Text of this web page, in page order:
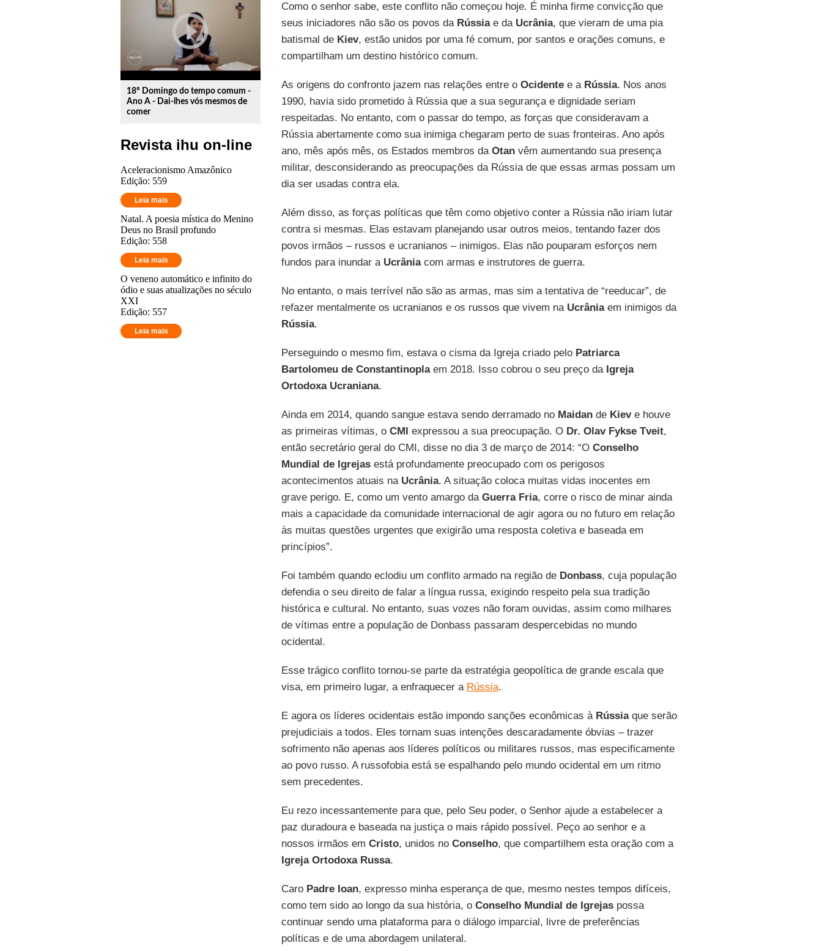
play_circle_outline
18º Domingo do tempo comum -
Ano A - Dai-lhes vós mesmos de
comer
Revista ihu on-line
Aceleracionismo Amazônico
Edição: 559
Leia mais
Natal. A poesia mística do Menino
Deus no Brasil profundo
Edição: 558
Leia mais
O veneno automático e infinito do
ódio e suas atualizações no século
XXI
Edição: 557
Leia mais
Como o senhor sabe, este conflito não começou hoje. É minha firme convicção que
seus iniciadores não são os povos da Rússiae da Ucrânia, que vieram de uma pia
batismal de Kiev, estão unidos por uma fé comum, por santos e orações comuns, e
compartilham um destino histórico comum.
As origens do confronto jazem nas relações entre o Ocidentee a Rússia. Nos anos
1990, havia sido prometido à Rússia que a sua segurança e dignidade seriam
respeitadas. No entanto, com o passar do tempo, as forças que consideravam a
Rússia abertamente como sua inimiga chegaram perto de suas fronteiras. Ano após
ano, mês após mês, os Estados membros da Otanvêm aumentando sua presença
militar, desconsiderando as preocupações da Rússia de que essas armas possam um
dia ser usadas contra ela.
Além disso, as forças políticas que têm como objetivo conter a Rússia não iriam lutar
contra si mesmas. Elas estavam planejando usar outros meios, tentando fazer dos
povos irmãos – russos e ucranianos – inimigos. Elas não pouparam esforços nem
fundos para inundar a Ucrâniacom armas e instrutores de guerra.
No entanto, o mais terrível não são as armas, mas sim a tentativa de “reeducar”, de
refazer mentalmente os ucranianos e os russos que vivem na Ucrâniaem inimigos da
Rússia.
Perseguindo o mesmo fim, estava o cisma da Igreja criado pelo Patriarca
Bartolomeu de Constantinoplaem 2018. Isso cobrou o seu preço da Igreja
Ortodoxa Ucraniana.
Ainda em 2014, quando sangue estava sendo derramado no Maidande Kieve houve
as primeiras vítimas, o CMI expressou a sua preocupação. O Dr. Olav Fykse Tveit,
então secretário geral do CMI, disse no dia 3 de março de 2014: “O Conselho
Mundial de Igrejasestá profundamente preocupado com os perigosos
acontecimentos atuais na Ucrânia. A situação coloca muitas vidas inocentes em
grave perigo. E, como um vento amargo da Guerra Fria, corre o risco de minar ainda
mais a capacidade da comunidade internacional de agir agora ou no futuro em relação
às muitas questões urgentes que exigirão uma resposta coletiva e baseada em
princípios”.
Foi também quando eclodiu um conflito armado na região de Donbass, cuja população
defendia o seu direito de falar a língua russa, exigindo respeito pela sua tradição
histórica e cultural. No entanto, suas vozes não foram ouvidas, assim como milhares
de vítimas entre a população de Donbass passaram despercebidas no mundo
ocidental.
Esse trágico conflito tornou-se parte da estratégia geopolítica de grande escala que
visa, em primeiro lugar, a enfraquecer a Rússia.
E agora os líderes ocidentais estão impondo sanções econômicas à Rússiaque serão
prejudiciais a todos. Eles tornam suas intenções descaradamente óbvias – trazer
sofrimento não apenas aos líderes políticos ou militares russos, mas especificamente
ao povo russo. A russofobia está se espalhando pelo mundo ocidental em um ritmo
sem precedentes.
Eu rezo incessantemente para que, pelo Seu poder, o Senhor ajude a estabelecer a
paz duradoura e baseada na justiça o mais rápido possível. Peço ao senhor e a
nossos irmãos em Cristo, unidos no Conselho, que compartilhem esta oração com a
Igreja Ortodoxa Russa.
Caro Padre Ioan, expresso minha esperança de que, mesmo nestes tempos difíceis,
como tem sido ao longo da sua história, o Conselho Mundial de Igrejaspossa
continuar sendo uma plataforma para o diálogo imparcial, livre de preferências
políticas e de uma abordagem unilateral.